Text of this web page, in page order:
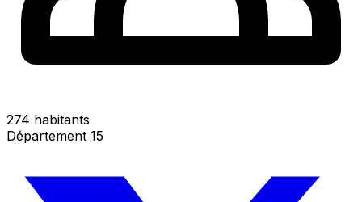
274 habitants
Département 15